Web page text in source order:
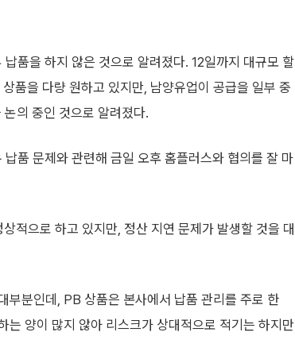
품을 하지 않은 것으로 알려졌다. 12일까지 대규모 할
품을 다량 원하고 있지만, 남양유업이 공급을 일부 중
의 중인 것으로 알려졌다.
품 문제와 관련해 금일 오후 홈플러스와 협의를 잘 마
적으로 하고 있지만, 정산 지연 문제가 발생할 것을 대
부분인데, PB 상품은 본사에서 납품 관리를 주로 한
는 양이 많지 않아 리스크가 상대적으로 적기는 하지만